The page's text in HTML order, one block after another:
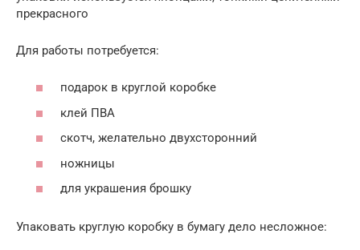
прекрасного
Для работы потребуется:
подарок в круглой коробке
клей ПВА
скотч, желательно двухсторонний
ножницы
для украшения брошку
Упаковать круглую коробку в бумагу дело несложное: